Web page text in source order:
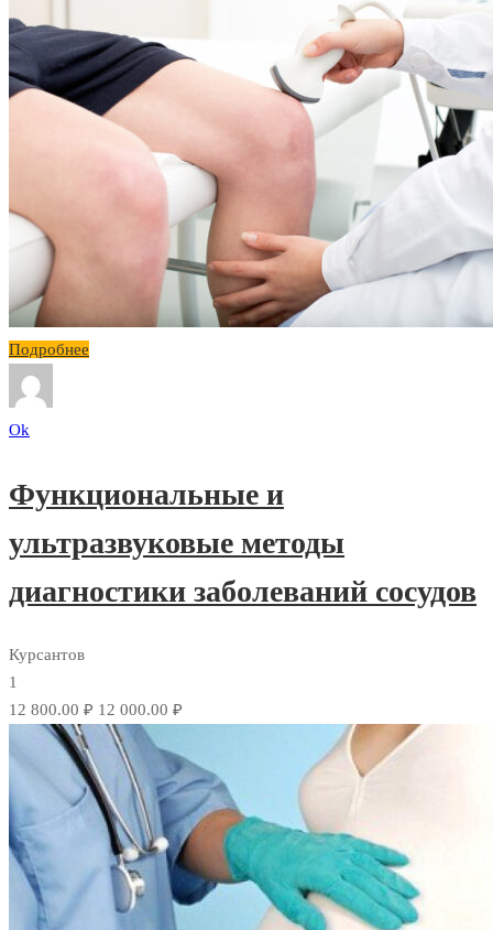
Подробнее
Ok
Функциональные и
ультразвуковые методы
диагностики заболеваний сосудов
Курсантов
1
12 800.00 ₽ 12 000.00 ₽